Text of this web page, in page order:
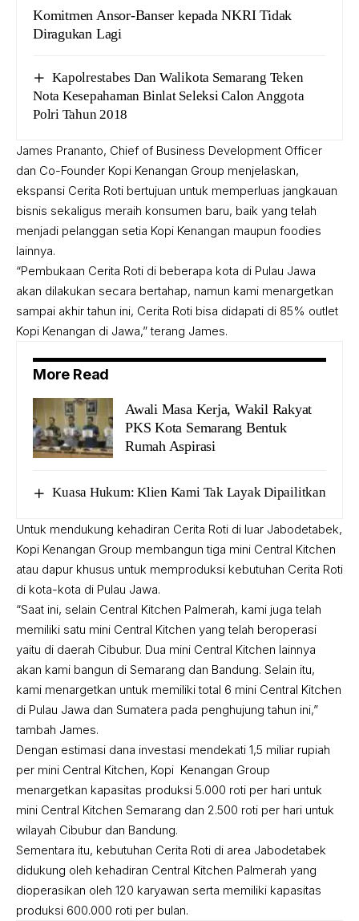
Komitmen Ansor-Banser kepada NKRI Tidak
Diragukan Lagi
Kapolrestabes Dan Walikota Semarang Teken
Nota Kesepahaman Binlat Seleksi Calon Anggota
Polri Tahun 2018
James Prananto, Chief of Business Development Officer
dan Co-Founder Kopi Kenangan Group menjelaskan,
ekspansi Cerita Roti bertujuan untuk memperluas jangkauan
bisnis sekaligus meraih konsumen baru, baik yang telah
menjadi pelanggan setia Kopi Kenangan maupun foodies
lainnya.
“Pembukaan Cerita Roti di beberapa kota di Pulau Jawa
akan dilakukan secara bertahap, namun kami menargetkan
sampai akhir tahun ini, Cerita Roti bisa didapati di 85% outlet
Kopi Kenangan di Jawa,” terang James.
More Read
Awali Masa Kerja, Wakil Rakyat
PKS Kota Semarang Bentuk
Rumah Aspirasi
Kuasa Hukum: Klien Kami Tak Layak Dipailitkan
Untuk mendukung kehadiran Cerita Roti di luar Jabodetabek,
Kopi Kenangan Group membangun tiga mini Central Kitchen
atau dapur khusus untuk memproduksi kebutuhan Cerita Roti
di kota-kota di Pulau Jawa.
“Saat ini, selain Central Kitchen Palmerah, kami juga telah
memiliki satu mini Central Kitchen yang telah beroperasi
yaitu di daerah Cibubur. Dua mini Central Kitchen lainnya
akan kami bangun di Semarang dan Bandung. Selain itu,
kami menargetkan untuk memiliki total 6 mini Central Kitchen
di Pulau Jawa dan Sumatera pada penghujung tahun ini,”
tambah James.
Dengan estimasi dana investasi mendekati 1,5 miliar rupiah
per mini Central Kitchen, Kopi Kenangan Group
menargetkan kapasitas produksi 5.000 roti per hari untuk
mini Central Kitchen Semarang dan 2.500 roti per hari untuk
wilayah Cibubur dan Bandung.
Sementara itu, kebutuhan Cerita Roti di area Jabodetabek
didukung oleh kehadiran Central Kitchen Palmerah yang
dioperasikan oleh 120 karyawan serta memiliki kapasitas
produksi 600.000 roti per bulan.